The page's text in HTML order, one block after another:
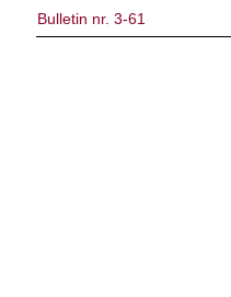
Bulletin nr. 3-61